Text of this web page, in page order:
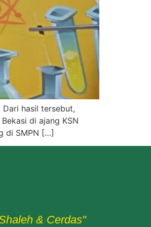
Dari hasil tersebut,
di ajang KSN
di SMPN […]
& Cerdas"